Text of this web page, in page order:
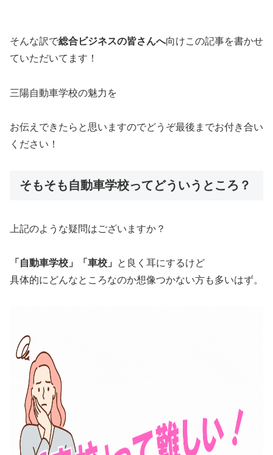
そんな訳で総合ビジネスの皆さんへ向けこの記事を書かせ
ていただいてます！
三陽自動車学校の魅力を
お伝えできたらと思いますのでどうぞ最後までお付き合い
ください！
そもそも自動車学校ってどういうところ？
上記のような疑問はございますか？
「自動車学校」「車校」
と良く耳にするけど
具体的にどんなところなのか想像つかない方も多いはず。